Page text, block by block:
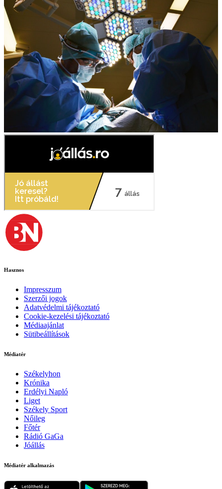
Hasznos
Impresszum
Szerzői jogok
Adatvédelmi tájékoztató
Cookie-kezelési tájékoztató
Médiaajánlat
Sütibeállítások
Médiatér
Székelyhon
Krónika
Erdélyi Napló
Liget
Székely Sport
Nőileg
Főtér
Rádió GaGa
Jóállás
Médiatér alkalmazás